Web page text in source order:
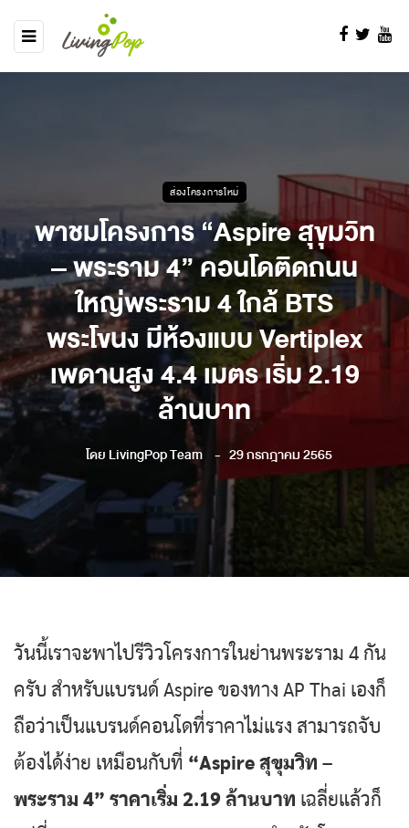
ส่องโครงการใหม่
พาชมโครงการ “Aspire สุขุมวิท
– พระราม 4” คอนโดติดถนน
ใหญ่พระราม 4 ใกล้ BTS
พระโขนง มีห้องแบบ Vertiplex
เพดานสูง 4.4 เมตร เริ่ม 2.19
ล้านบาท
โดย LivingPop Team 29 กรกฎาคม 2565
วันนี้เราจะพาไปรีวิวโครงการในย่านพระราม 4 กัน
ครับ สำหรับแบรนด์ Aspire ของทาง AP Thai เองก็
ถือว่าเป็นแบรนด์คอนโดที่ราคาไม่แรง สามารถจับ
ต้องได้ง่าย เหมือนกับที่ “Aspire สุขุมวิท –
พระราม 4” ราคาเริ่ม 2.19 ล้านบาท เฉลี่ยแล้วก็